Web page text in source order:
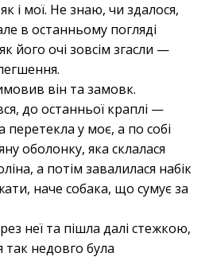
і мої. Не знаю, чи здалося,
в останньому погляді
його очі зовсім згасли —
він та замовк.
до останньої краплі —
перетекла у моє, а по собі
оболонку, яка склалася
а потім завалилася набік
наче собака, що сумує за
неї та пішла далі стежкою,
недовго була